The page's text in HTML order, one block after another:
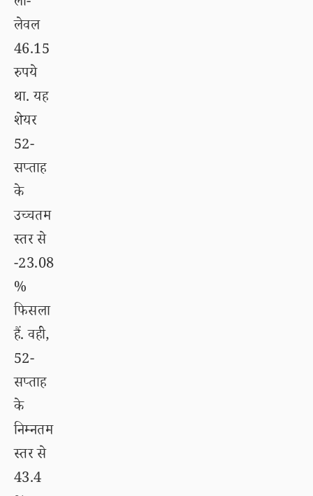
लेवल
46.15
रुपये
था. यह
शेयर
52-
सप्ताह
के
उच्चतम
स्तर से
-23.08
%
फिसला
हैं. वही,
52-
सप्ताह
के
निम्नतम
स्तर से
43.4